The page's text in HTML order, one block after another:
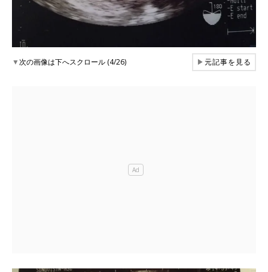
▼次の画像は下へスクロール (4/26) ▶元記事を見る